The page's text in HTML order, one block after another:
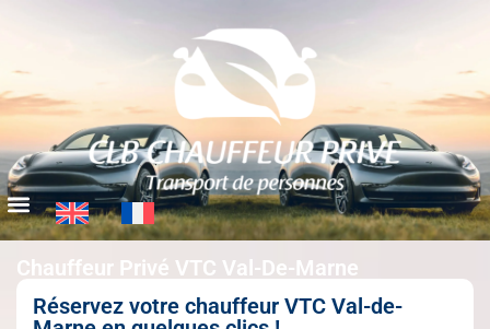
Chauffeur Privé VTC Val-De-Marne
Réservez votre chauffeur VTC Val-de-